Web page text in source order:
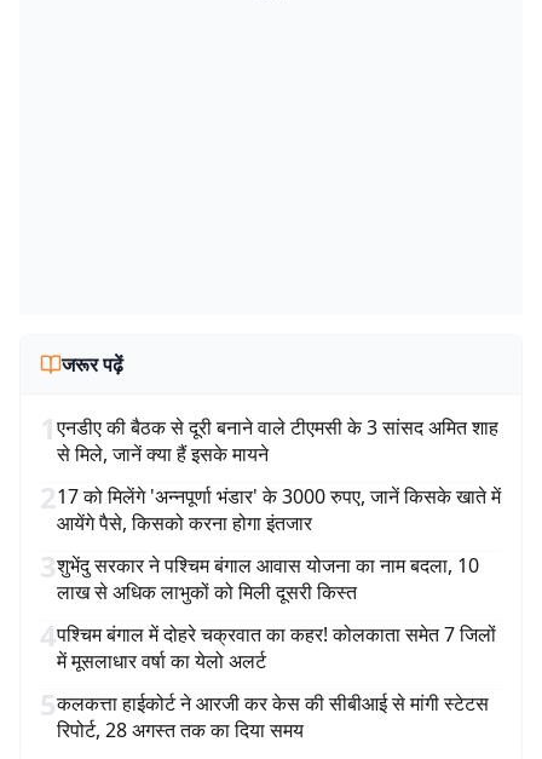
जरूर पढ़ें
1एनडीए की बैठक से दूरी बनाने वाले टीएमसी के 3 सांसद अमित शाह
से मिले, जानें क्या हैं इसके मायने
217 को मिलेंगे 'अन्नपूर्णा भंडार' के 3000 रुपए, जानें किसके खाते में
आयेंगे पैसे, किसको करना होगा इंतजार
3शुभेंदु सरकार ने पश्चिम बंगाल आवास योजना का नाम बदला, 10
लाख से अधिक लाभुकों को मिली दूसरी किस्त
4पश्चिम बंगाल में दोहरे चक्रवात का कहर! कोलकाता समेत 7 जिलों
में मूसलाधार वर्षा का येलो अलर्ट
5कलकत्ता हाईकोर्ट ने आरजी कर केस की सीबीआई से मांगी स्टेटस
रिपोर्ट, 28 अगस्त तक का दिया समय